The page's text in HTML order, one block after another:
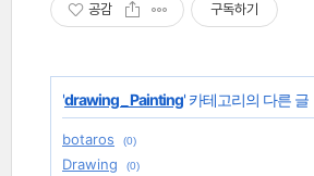
공감 구독하기
'drawing _ Painting' 카테고리의 다른 글
botaros (0)
Drawing
(0)